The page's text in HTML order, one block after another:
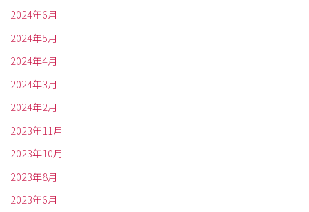
2024年6月
2024年5月
2024年4月
2024年3月
2024年2月
2023年11月
2023年10月
2023年8月
2023年6月